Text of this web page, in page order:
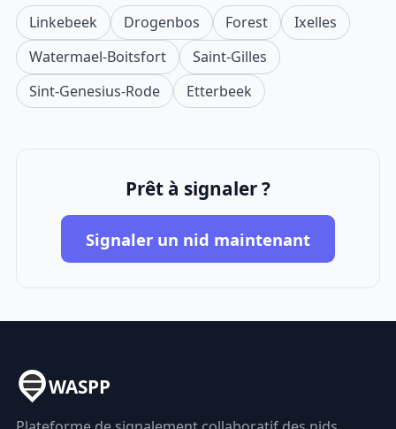
Linkebeek Drogenbos Forest
Ixelles
Watermael-Boitsfort
Saint-Gilles
Sint-Genesius-Rode
Etterbeek
Prêt à signaler ?
Signaler un nid maintenant
WASPP